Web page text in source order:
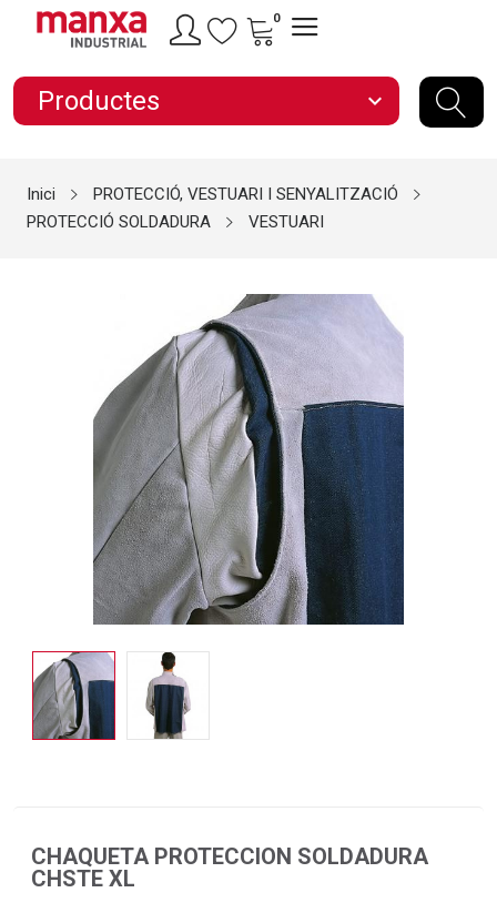
0
Productes expand_more
Inici
PROTECCIÓ, VESTUARI I SENYALITZACIÓ
PROTECCIÓ SOLDADURA
VESTUARI
CHAQUETA PROTECCION SOLDADURA
CHSTE XL